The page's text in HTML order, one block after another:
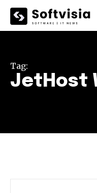
Tag:
JetHost